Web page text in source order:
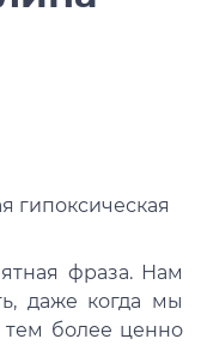
гипоксическая
фраза. Нам
даже когда мы
более ценно